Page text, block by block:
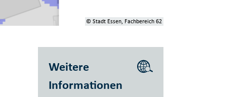
© Stadt Essen, Fachbereich 62
Weitere
Informationen